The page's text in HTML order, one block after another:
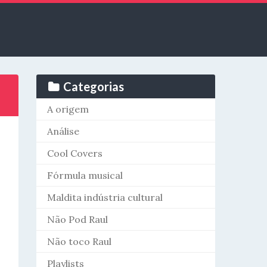
Categorias
A origem
Análise
Cool Covers
Fórmula musical
Maldita indústria cultural
Não Pod Raul
Não toco Raul
Playlists